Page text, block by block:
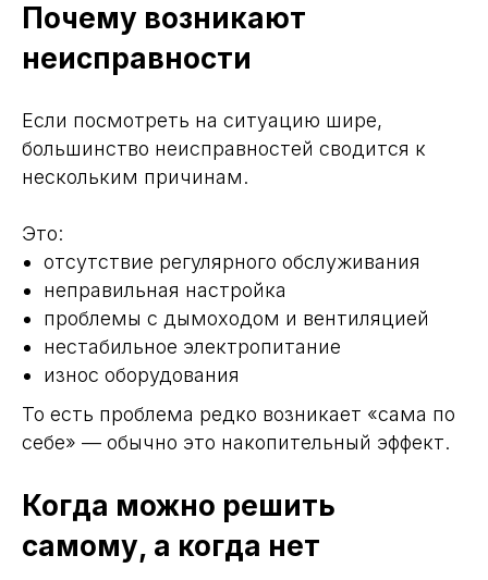
Почему возникают
неисправности
Если посмотреть на ситуацию шире,
большинство неисправностей сводится к
нескольким причинам.
Это:
отсутствие регулярного обслуживания
неправильная настройка
проблемы с дымоходом и вентиляцией
нестабильное электропитание
износ оборудования
То есть проблема редко возникает «сама по
себе» — обычно это накопительный эффект.
Когда можно решить
самому, а когда нет
Я даю согласие на обработкуперсональных
. Подробнее об обработке данных в
политике конфиденциальности
Отправить
Получите консультацию
и предварительный
расчет
Оставьте заявку — наш специалист
свяжется с вами, проконсультирует
по возможности газификации объекта
стоимость работ.